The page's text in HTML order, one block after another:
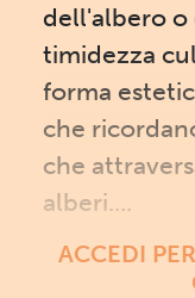
dell'albero o
timidezza
forma
che
che
alberi....
ACCEDI